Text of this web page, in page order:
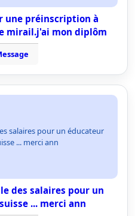
une préinscription à
mirail.j'ai mon diplôm
salaires pour un éducateur
... merci ann
des salaires pour un
... merci ann